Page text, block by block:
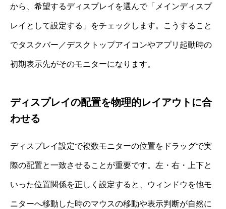
から、希望するディスプレイを選んで「メインディスプ
レイとして設定する」をチェックします。こうすること
でタスクバー／デスクトップアイコンやアプリ起動時の
初期表示先がそのモニターになります。
ディスプレイの配置を物理的レイアウトに合
わせる
ディスプレイ設定で複数モニターの位置をドラッグで実
際の配置と一致させることが重要です。左・右・上下と
いった位置関係を正しく設定すると、ウィンドウを他モ
ニターへ移動した時のマウスの移動や表示判断が自然に